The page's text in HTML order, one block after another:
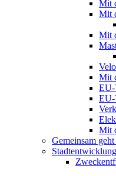
Mit
Mit
Mit
Mit
EU-
EU-
Mit
Gemeinsam